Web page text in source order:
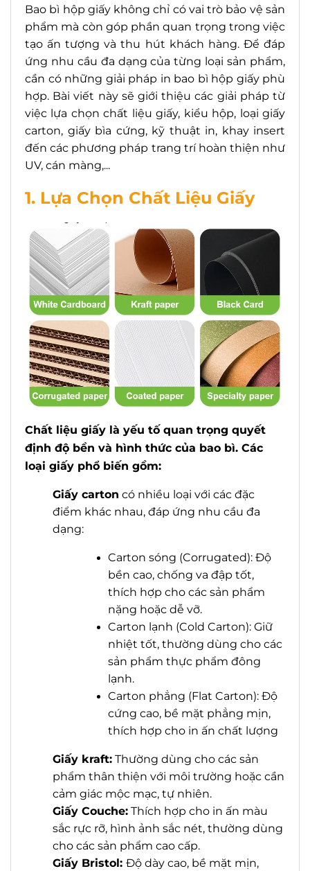
Bao bì hộp giấy không chỉ có vai trò bảo vệ sản
phẩm mà còn góp phần quan trọng trong việc
tạo ấn tượng và thu hút khách hàng. Để đáp
ứng nhu cầu đa dạng của từng loại sản phẩm,
cần có những giải pháp in bao bì hộp giấy phù
hợp. Bài viết này sẽ giới thiệu các giải pháp từ
việc lựa chọn chất liệu giấy, kiểu hộp, loại giấy
carton, giấy bìa cứng, kỹ thuật in, khay insert
đến các phương pháp trang trí hoàn thiện như
UV, cán màng,...
1. Lựa Chọn Chất Liệu Giấy
Chất liệu giấy là yếu tố quan trọng quyết
định độ bền và hình thức của bao bì. Các
loại giấy phổ biến gồm:
Giấy carton có nhiều loại với các đặc
điểm khác nhau, đáp ứng nhu cầu đa
dạng:
Carton sóng (Corrugated): Độ
bền cao, chống va đập tốt,
thích hợp cho các sản phẩm
nặng hoặc dễ vỡ.
Carton lạnh (Cold Carton): Giữ
nhiệt tốt, thường dùng cho các
sản phẩm thực phẩm đông
lạnh.
Carton phẳng (Flat Carton): Độ
cứng cao, bề mặt phẳng mịn,
thích hợp cho in ấn chất lượng
Giấy kraft: Thường dùng cho các sản
phẩm thân thiện với môi trường hoặc cần
cảm giác mộc mạc, tự nhiên.
Giấy Couche: Thích hợp cho in ấn màu
sắc rực rỡ, hình ảnh sắc nét, thường dùng
cho các sản phẩm cao cấp.
Giấy Bristol: Độ dày cao, bề mặt mịn,